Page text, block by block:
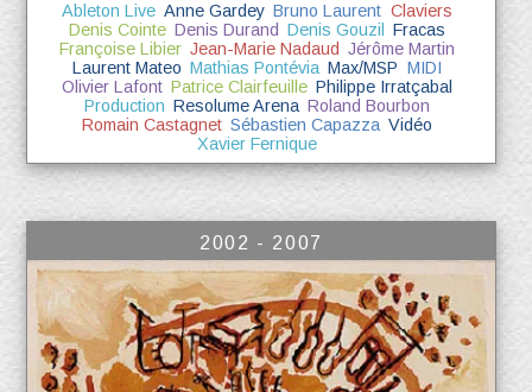
Ableton Live Anne Gardey Bruno Laurent Claviers
Denis Cointe Denis Durand Denis Gouzil
Fracas
Françoise Libier Jean-Marie Nadaud Jérôme Martin
Laurent Mateo Mathias Pontévia Max/MSP MIDI
Olivier Lafont Patrice Clairfeuille Philippe Irratçabal
Production Resolume Arena Roland Bourbon
Romain Castagnet Sébastien Capazza Vidéo
Xavier Fernique
2002 - 2007